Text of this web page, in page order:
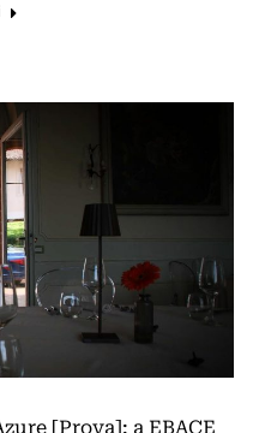
[Prova]: a EBACE